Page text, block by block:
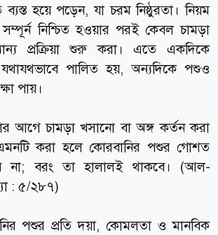
হয়ে পড়েন, যা চরম নিষ্ঠুরতা। নিয়ম
নিশ্চিত হওয়ার পরই কেবল চামড়া
প্রক্রিয়া শুরু করা। এতে একদিকে
যথাযথভাবে পালিত হয়, অন্যদিকে পশুও
পায়।
আগে চামড়া খসানো বা অঙ্গ কর্তন করা
করা হলে কোরবানির পশুর গোশত
না; বরং তা হালালই থাকবে। (আল-
: ৫/২৮৭)
পশুর প্রতি দয়া, কোমলতা ও মানবিক